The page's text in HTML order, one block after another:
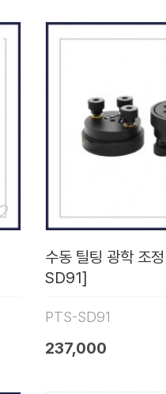
수동 틸팅 광학 조
SD91]
PTS-SD91
237,000